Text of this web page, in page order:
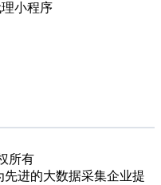
小程序
所有
进的大数据采集企业提